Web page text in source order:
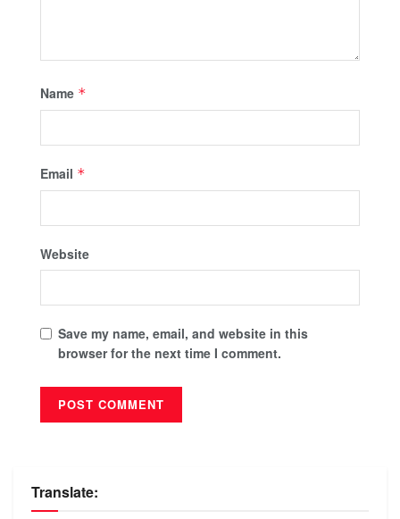
Name *
Email *
Website
Save my name, email, and website in this
browser for the next time I comment.
Translate: